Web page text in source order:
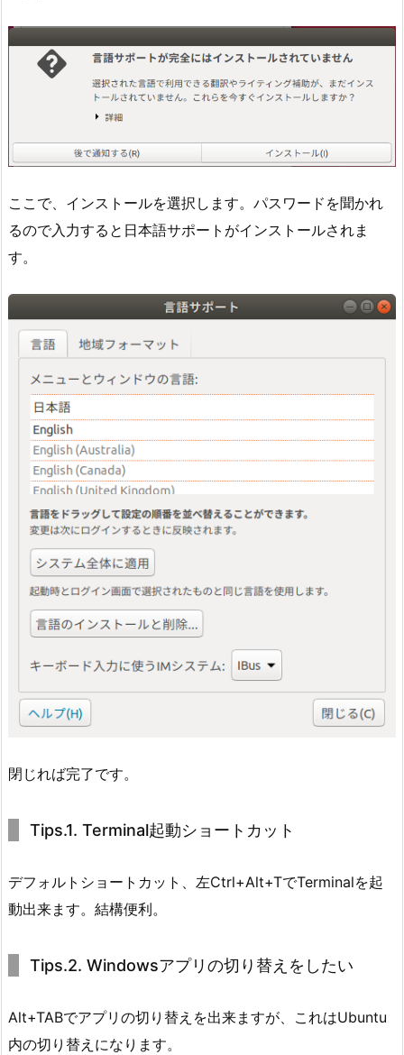
ここで、インストールを選択します。パスワードを聞かれ
るので入力すると日本語サポートがインストールされま
す。
閉じれば完了です。
Tips.1. Terminal起動ショートカット
デフォルトショートカット、左Ctrl+Alt+TでTerminalを起
動出来ます。結構便利。
Tips.2. Windowsアプリの切り替えをしたい
Alt+TABでアプリの切り替えを出来ますが、これはUbuntu
内の切り替えになります。